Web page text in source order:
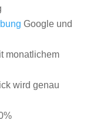
Google und
monatlichem
wird genau